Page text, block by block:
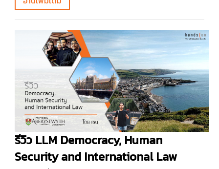
รีวิว LLM Democracy, Human
Security and International Law